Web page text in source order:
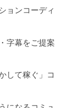
ョンコーディ
字幕をご提案
して稼ぐ」コ